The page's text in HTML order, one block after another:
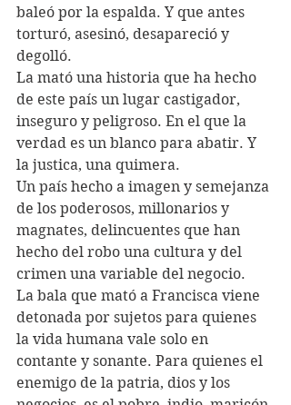
baleó por la espalda. Y que antes
torturó, asesinó, desapareció y
degolló.
La mató una historia que ha hecho
de este país un lugar castigador,
inseguro y peligroso. En el que la
verdad es un blanco para abatir. Y
la justica, una quimera.
Un país hecho a imagen y semejanza
de los poderosos, millonarios y
magnates, delincuentes que han
hecho del robo una cultura y del
crimen una variable del negocio.
La bala que mató a Francisca viene
detonada por sujetos para quienes
la vida humana vale solo en
contante y sonante. Para quienes el
enemigo de la patria, dios y los